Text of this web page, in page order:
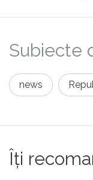
Subiecte
news
Îți